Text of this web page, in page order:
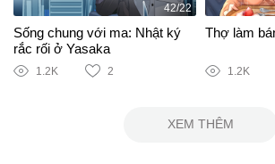
42/22
Sống chung với ma: Nhật ký
rắc rối ở Yasaka
1.2K 2
Thợ làm
1.2K
XEM THÊM